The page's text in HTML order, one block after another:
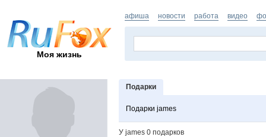
Моя жизнь
афиша новости работа видео
Подарки
Подарки james
У james 0 подарков